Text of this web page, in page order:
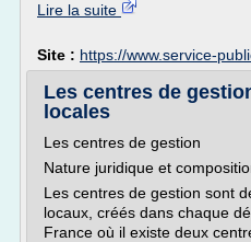
Lire la suite
Site : https://www.service-
Les centres de
locales
Les centres de gestion
Nature juridique et
Les centres de gestion sont
locaux, créés dans chaque
France où il existe deux